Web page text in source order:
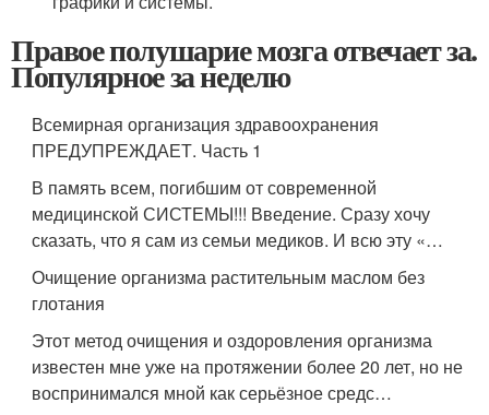
Правое полушарие мозга отвечает за.
Популярное за неделю
Всемирная организация здравоохранения
ПРЕДУПРЕЖДАЕТ. Часть 1
В память всем, погибшим от современной
медицинской СИСТЕМЫ!!! Введение. Сразу хочу
сказать, что я сам из семьи медиков. И всю эту «…
Очищение организма растительным маслом без
глотания
Этот метод очищения и оздоровления организма
известен мне уже на протяжении более 20 лет, но не
воспринимался мной как серьёзное средс…